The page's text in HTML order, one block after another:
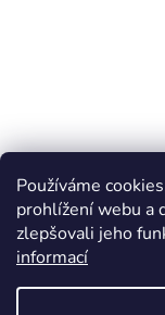
Používáme
prohlížení webu a
zlepšovali jeho
informací